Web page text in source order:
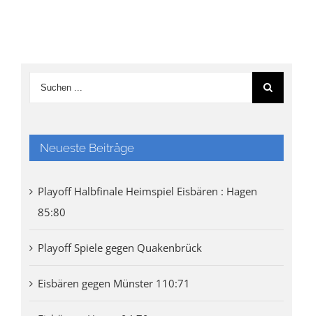
Neueste Beiträge
Playoff Halbfinale Heimspiel Eisbären : Hagen
85:80
Playoff Spiele gegen Quakenbrück
Eisbären gegen Münster 110:71